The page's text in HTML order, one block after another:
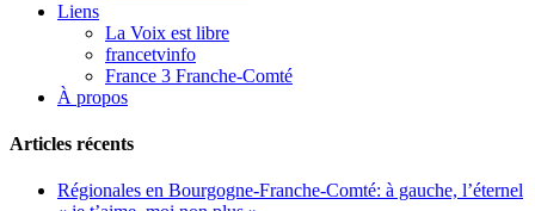
Liens
La Voix est libre
francetvinfo
France 3 Franche-Comté
À propos
Articles récents
Régionales en Bourgogne-Franche-Comté: à gauche, l’éternel